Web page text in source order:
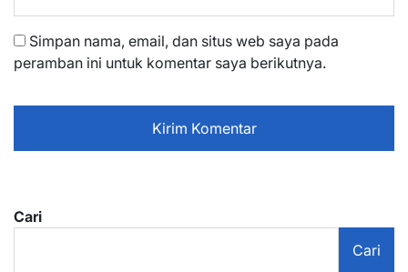
Simpan nama, email, dan situs web saya pada
peramban ini untuk komentar saya berikutnya.
Cari
Cari